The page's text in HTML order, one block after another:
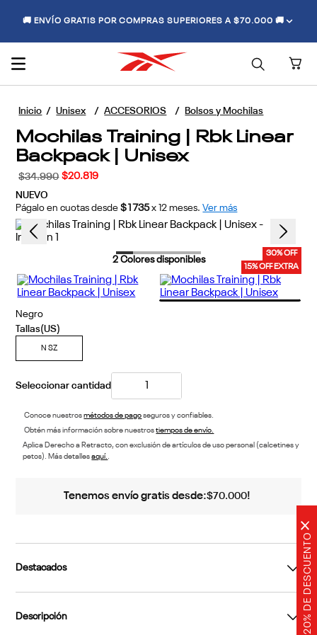
20% DE DESCUENTO
×
🚚 ENVÍO GRATIS POR COMPRAS SUPERIORES A $70.000 🚚
Unisex ACCESORIOS Bolsos y Mochilas
Mochilas Training | Rbk Linear
Backpack | Unisex
$34.990 $20.819
NUEVO
Págalo en cuotas desde $1735 x 12 meses. Ver más
30% OFF
15% OFF EXTRA
2Colores disponibles
Negro
N SZ
Conoce nuestrosmétodos de pagoseguros y confiables.
Obtén más información sobre nuestrostiempos de envío.
Aplica Derecho a Retracto, con exclusión de artículos de uso personal (calcetines y
petos). Más detallesaquí..
Tenemos envío gratis desde:$70.000!
Destacados
Descripción